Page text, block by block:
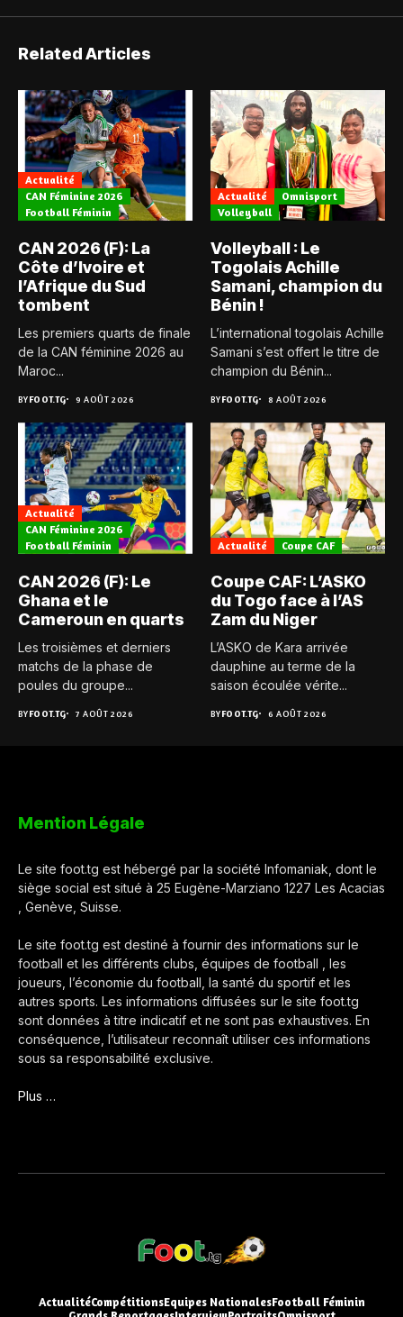
Related Articles
Actualité
CAN Féminine 2026
Football Féminin
CAN 2026 (F): La
Côte d’Ivoire et
l’Afrique du Sud
tombent
Les premiers quarts de finale
de la CAN féminine 2026 au
Maroc...
BYFOOT.TG 9 AOÛT 2026
Actualité
Omnisport
Volleyball
Volleyball : Le
Togolais Achille
Samani, champion du
Bénin !
L’international togolais Achille
Samani s’est offert le titre de
champion du Bénin...
BYFOOT.TG 8 AOÛT 2026
Actualité
CAN Féminine 2026
Football Féminin
CAN 2026 (F): Le
Ghana et le
Cameroun en quarts
Les troisièmes et derniers
matchs de la phase de
poules du groupe...
BYFOOT.TG 7 AOÛT 2026
Actualité Coupe CAF
Coupe CAF: L’ASKO
du Togo face à l’AS
Zam du Niger
L’ASKO de Kara arrivée
dauphine au terme de la
saison écoulée vérite...
BYFOOT.TG 6 AOÛT 2026
Mention Légale
Le site foot.tg est hébergé par la société Infomaniak, dont le
siège social est situé à 25 Eugène-Marziano 1227 Les Acacias
, Genève, Suisse.
Le site foot.tg est destiné à fournir des informations sur le
football et les différents clubs, équipes de football , les
joueurs, l’économie du football, la santé du sportif et les
autres sports. Les informations diffusées sur le site foot.tg
sont données à titre indicatif et ne sont pas exhaustives. En
conséquence, l’utilisateur reconnaît utiliser ces informations
sous sa responsabilité exclusive.
Plus …
ActualitéCompétitionsEquipes NationalesFootball Féminin